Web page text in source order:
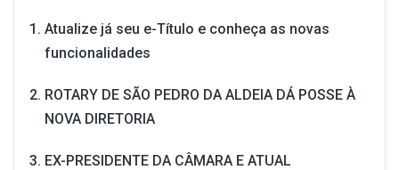
Atualize já seu e-Título e conheça as novas
funcionalidades
ROTARY DE SÃO PEDRO DA ALDEIA DÁ POSSE À
NOVA DIRETORIA
EX-PRESIDENTE DA CÂMARA E ATUAL